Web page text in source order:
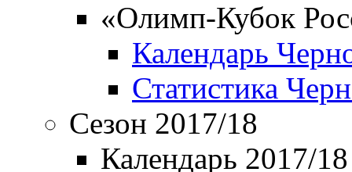
«Олимп-Кубок
Календарь
Статистика
Сезон 2017/18
Календарь 2017/18